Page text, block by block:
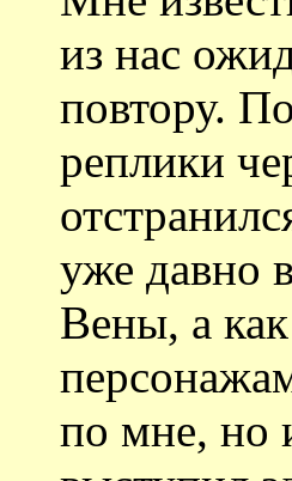
из нас
повтору.
реплики
уже давно
Вены, а
по мне, но